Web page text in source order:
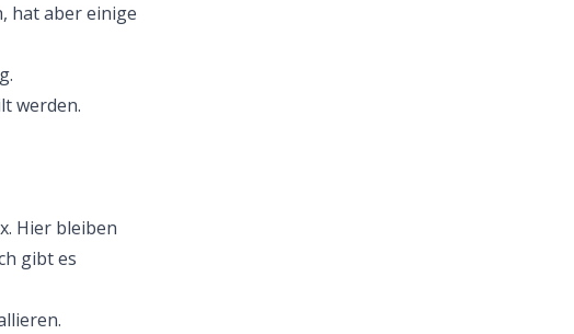
hat aber einige
werden.
Hier bleiben
gibt es